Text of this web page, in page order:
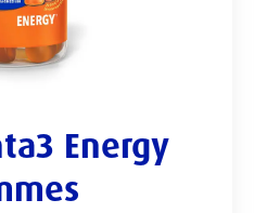
Energy